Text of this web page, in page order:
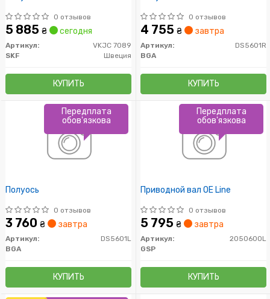
0 отзывов
5 885 ₴ сегодня
Артикул:
VKJC 7089
SKF
Швеция
КУПИТЬ
0 отзывов
4 755 ₴ завтра
Артикул:
DS5601R
BGA
КУПИТЬ
Полуось
0 отзывов
3 760 ₴ завтра
Артикул:
DS5601L
BGA
КУПИТЬ
Передплата
обов'язкова
Приводной вал OE Line
0 отзывов
5 795 ₴ завтра
Артикул:
205060OL
GSP
КУПИТЬ
Передплата
обов'язкова